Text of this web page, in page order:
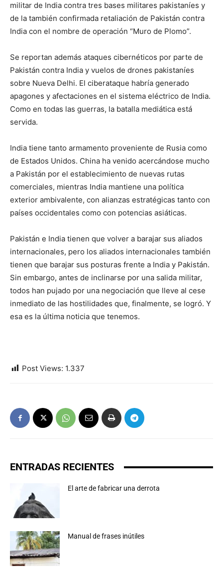
militar de India contra tres bases militares pakistaníes y
de la también confirmada retaliación de Pakistán contra
India con el nombre de operación “Muro de Plomo”.
Se reportan además ataques cibernéticos por parte de
Pakistán contra India y vuelos de drones pakistaníes
sobre Nueva Delhi. El ciberataque habría generado
apagones y afectaciones en el sistema eléctrico de India.
Como en todas las guerras, la batalla mediática está
servida.
India tiene tanto armamento proveniente de Rusia como
de Estados Unidos. China ha venido acercándose mucho
a Pakistán por el establecimiento de nuevas rutas
comerciales, mientras India mantiene una política
exterior ambivalente, con alianzas estratégicas tanto con
países occidentales como con potencias asiáticas.
Pakistán e India tienen que volver a barajar sus aliados
internacionales, pero los aliados internacionales también
tienen que barajar sus posturas frente a India y Pakistán.
Sin embargo, antes de inclinarse por una salida militar,
todos han pujado por una negociación que lleve al cese
inmediato de las hostilidades que, finalmente, se logró. Y
esa es la última noticia que tenemos.
Post Views: 1.337
ENTRADAS RECIENTES
El arte de fabricar una derrota
Manual de frases inútiles